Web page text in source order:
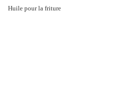
Huile pour la friture